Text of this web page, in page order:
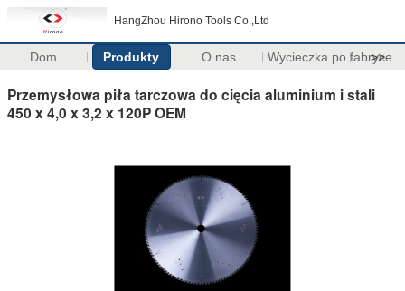
HangZhou Hirono Tools Co.,Ltd
Dom Produkty O nas Wycieczka po fabryce
>>
Przemysłowa piła tarczowa do cięcia aluminium i stali
450 x 4,0 x 3,2 x 120P OEM